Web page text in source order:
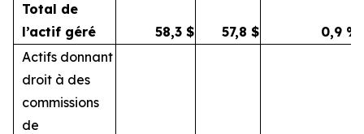
Total de
l’actif géré
58,3 $ 57,8 $ 0,9 %
Actifs donnant
droit à des
commissions
de